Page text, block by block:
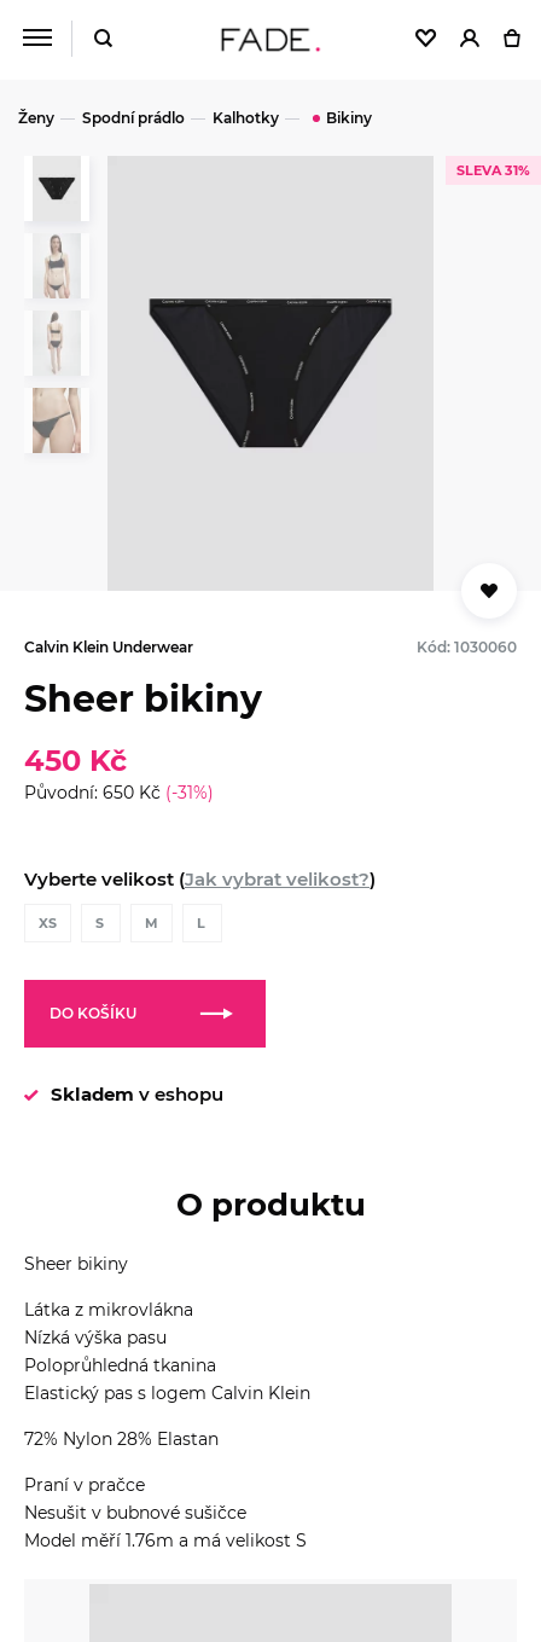
Ženy Spodní prádlo Kalhotky Bikiny
SLEVA 31%
Calvin Klein Underwear Kód: 1030060
Sheer bikiny
450 Kč
Původní: 650 Kč (-31%)
Vyberte velikost (Jak vybrat velikost?)
XS S M L
DO KOŠÍKU
Skladem v eshopu
O produktu
Sheer bikiny
Látka z mikrovlákna
Nízká výška pasu
Poloprůhledná tkanina
Elastický pas s logem Calvin Klein
72% Nylon 28% Elastan
Praní v pračce
Nesušit v bubnové sušičce
Model měří 1.76m a má velikost S